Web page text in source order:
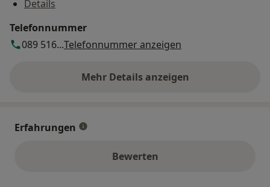
Details
Telefonnummer
089 516...Telefonnummer anzeigen
Mehr Details anzeigen
über die Adresse
Erfahrungen
Bewerten